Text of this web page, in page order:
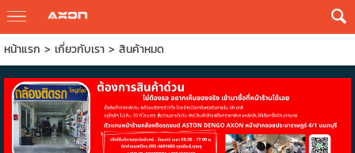
หน้าแรก > เกี่ยวกับเรา> สินค้าหมด